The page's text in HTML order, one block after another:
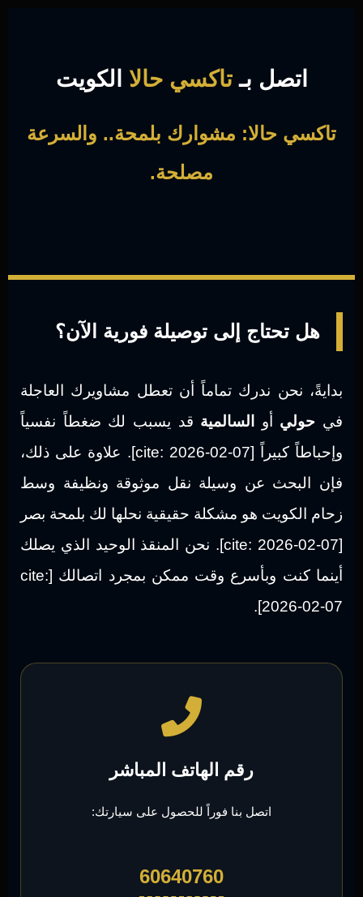
اتصل بـتاكسي حالا الكويت
تاكسي حالا: مشوارك بلمحة.. والسرعة
مصلحة.
هل تحتاج إلى توصيلة فورية الآن؟
بدايةً، نحن ندرك تماماً أن تعطل مشاويرك العاجلة
في حولي أو السالمية قد يسبب لك ضغطاً نفسياً
وإحباطاً كبيراً [cite: 2026-02-07]. علاوة على ذلك،
فإن البحث عن وسيلة نقل موثوقة ونظيفة وسط
زحام الكويت هو مشكلة حقيقية نحلها لك بلمحة بصر
[cite: 2026-02-07]. نحن المنقذ الوحيد الذي يصلك
أينما كنت وبأسرع وقت ممكن بمجرد اتصالك [cite:
2026-02-07].
رقم الهاتف المباشر
اتصل بنا فوراً للحصول على سيارتك:
60640760